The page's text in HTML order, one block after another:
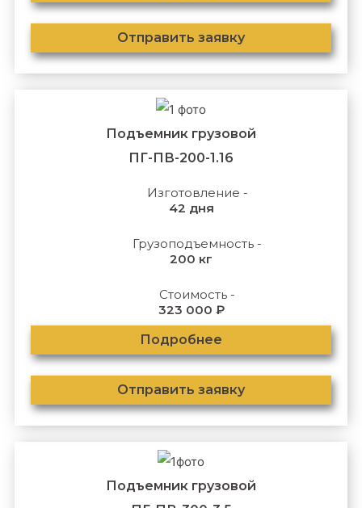
Отправить заявку
Подъемник грузовой
ПГ-ПВ-200-1.16
Изготовление -
42 дня
Грузоподъемность -
200 кг
Стоимость -
323 000 ₽
Подробнее
Отправить заявку
Подъемник грузовой